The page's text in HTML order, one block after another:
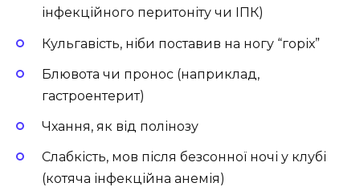
інфекційного перитоніту чи ІПК)
Кульгавість, ніби поставив на ногу “горіх”
Блювота чи пронос (наприклад,
гастроентерит)
Чхання, як від полінозу
Слабкість, мов після безсонної ночі у клубі
(котяча інфекційна анемія)